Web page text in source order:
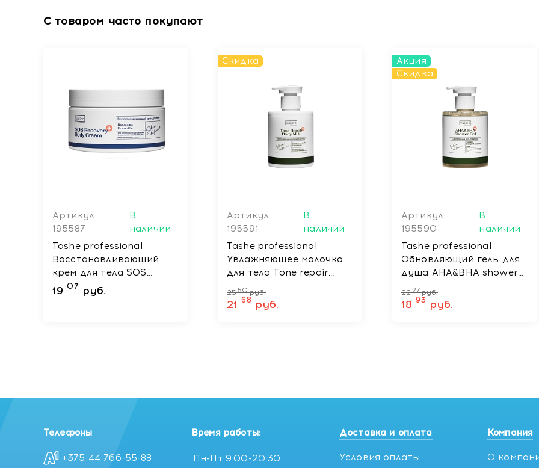
С товаром часто покупают
Артикул:
195587
В
наличии
Tashe professional
Восстанавливающий
крем для тела SOS
recovery body cream,
250 мл
19 07 руб.
Скидка
Артикул:
195591
В
наличии
Tashe professional
Увлажняющее молочко
для тела Tone repair
body milk, 280 мл
2550 руб.
21 68 руб.
Акция
Скидка
Артикул:
195590
В
наличии
Tashe professional
Обновляющий гель для
душа AHA&BHA shower
gel, 280 мл
2227 руб.
18 93 руб.
Телефоны
+375 44 766-55-88
Время работы:
Пн-Пт 9:00-20:30
Доставка и оплата
Условия оплаты
Компания
О